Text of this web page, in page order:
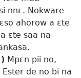
nnɛ. Nokware
ahorow a ɛte
ɛte saa na
) Mpɛn pii no,
de no bi na